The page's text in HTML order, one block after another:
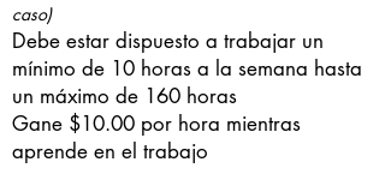
caso)
Debe estar dispuesto a trabajar un
mínimo de 10 horas a la semana hasta
un máximo de 160 horas
Gane $10.00 por hora mientras
aprende en el trabajo